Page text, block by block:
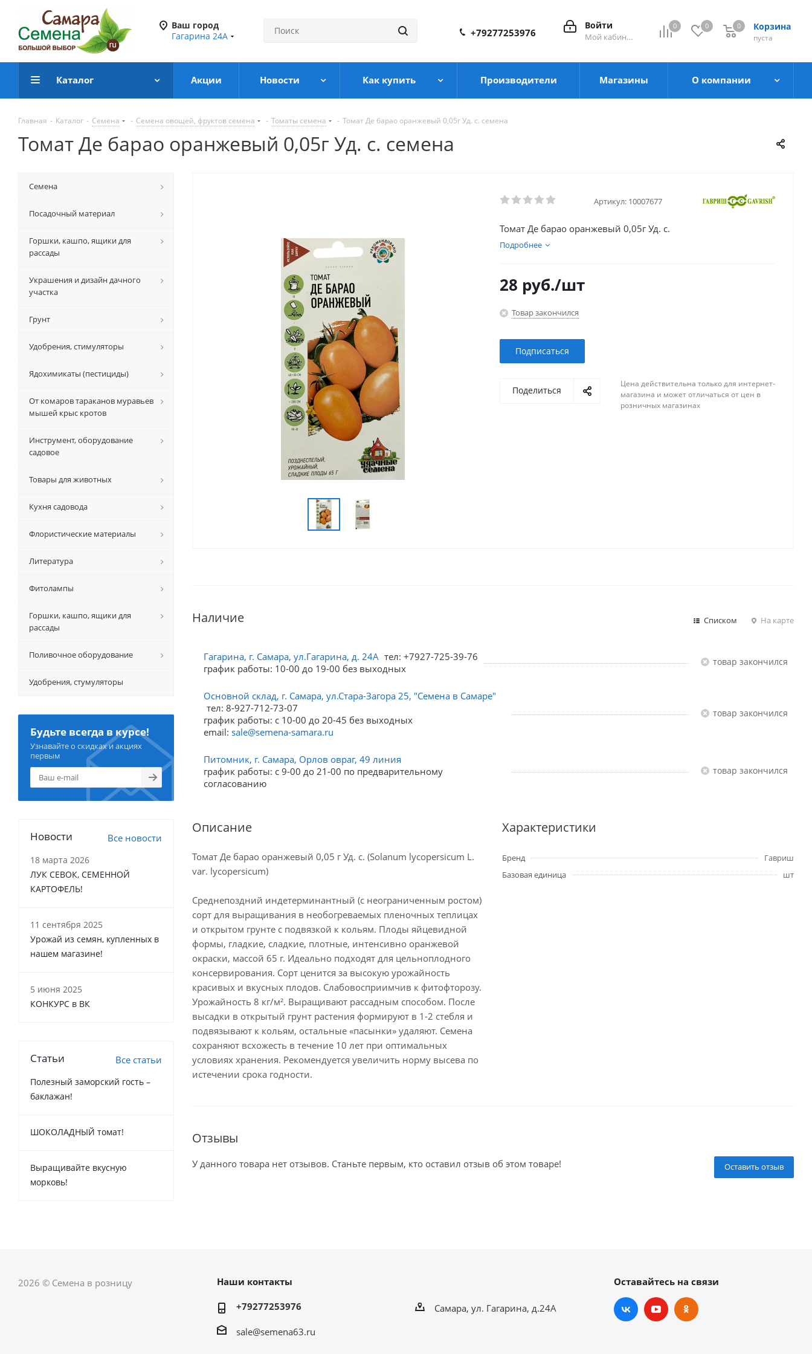
Ваш город
Гагарина 24А
0 0 Корзина
0
пуста
0
Войти
Мой кабинет
+79277253976
Каталог Акции Новости Как купить Производители Магазины О компании
Главная - Каталог - Семена - Семена овощей, фруктов семена - Томаты семена - Томат Де барао оранжевый 0,05г Уд. с. семена
Томат Де барао оранжевый 0,05г Уд. с. семена
Артикул: 10007677
Томат Де барао оранжевый 0,05г Уд. с.
Подробнее
28 руб./шт
Товар закончился
Подписаться
Поделиться
Цена действительна только для интернет-
магазина и может отличаться от цен в
розничных магазинах
Наличие Списком На карте
Гагарина, г. Самара, ул.Гагарина, д. 24А тел: +7927-725-39-76
график работы: 10-00 до 19-00 без выходных
Товар закончился
Основной склад, г. Самара, ул.Стара-Загора 25, "Семена в Самаре"
тел: 8-927-712-73-07
график работы: с 10-00 до 20-45 без выходных
email: sale@semena-samara.ru
Товар закончился
Питомник, г. Самара, Орлов овраг, 49 линия
график работы: с 9-00 до 21-00 по предварительному
согласованию
Товар закончился
Описание
Томат Де барао оранжевый 0,05 г Уд. с. (Solanum lycopersicum L.
var. lycopersicum)
Среднепоздний индетерминантный (с неограниченным ростом)
сорт для выращивания в необогреваемых пленочных теплицах
и открытом грунте с подвязкой к кольям. Плоды яйцевидной
формы, гладкие, сладкие, плотные, интенсивно оранжевой
окраски, массой 65 г. Идеально подходят для цельноплодного
консервирования. Сорт ценится за высокую урожайность
красивых и вкусных плодов. Слабовосприимчив к фитофторозу.
Урожайность 8 кг/м². Выращивают рассадным способом. После
высадки в открытый грунт растения формируют в 1-2 стебля и
подвязывают к кольям, остальные «пасынки» удаляют. Семена
сохраняют всхожесть в течение 10 лет при оптимальных
условиях хранения. Рекомендуется увеличить норму высева по
истечении срока годности.
Характеристики
Бренд
Гавриш
Базовая единица
шт
Отзывы
Оставить отзыв
У данного товара нет отзывов. Станьте первым, кто оставил отзыв об этом товаре!
Семена
Посадочный материал
Горшки, кашпо, ящики для
рассады
Украшения и дизайн дачного
участка
Грунт
Удобрения, стимуляторы
Ядохимикаты (пестициды)
От комаров тараканов муравьев
мышей крыс кротов
Инструмент, оборудование
садовое
Товары для животных
Кухня садовода
Флористические материалы
Литература
Фитолампы
Горшки, кашпо, ящики для
рассады
Поливочное оборудование
Удобрения, стумуляторы
Будьте всегда в курсе!
Узнавайте о скидках и акциях
первым
Новости Все новости
18 марта 2026
ЛУК СЕВОК, СЕМЕННОЙ
КАРТОФЕЛЬ!
11 сентября 2025
Урожай из семян, купленных в
нашем магазине!
5 июня 2025
КОНКУРС в ВК
Статьи Все статьи
Полезный заморский гость –
баклажан!
ШОКОЛАДНЫЙ томат!
Выращивайте вкусную
морковь!
2026 © Семена в розницу Наши контакты
+79277253976
sale@semena63.ru
Самара, ул. Гагарина, д.24А
Оставайтесь на связи